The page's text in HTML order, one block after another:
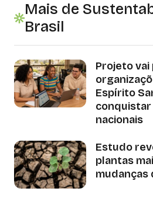
Mais de
Brasil
Projeto
Espírito
nacionais
Estudo
plantas
mudanças